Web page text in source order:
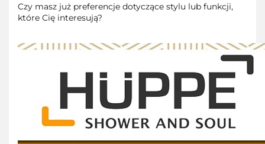
Czy masz już preferencje dotyczące stylu lub funkcji,
które Cię interesują?